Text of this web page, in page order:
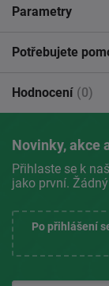
Parametry
Potřebujete
Hodnocení (0)
Novinky, akce
Přihlaste se k
jako první.
Po přihlášení